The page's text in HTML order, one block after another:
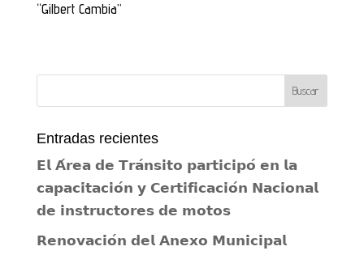
“Gilbert Cambia”
Entradas recientes
𝗘𝗹 𝗔́𝗿𝗲𝗮 𝗱𝗲 𝗧𝗿𝗮́𝗻𝘀𝗶𝘁𝗼 𝗽𝗮𝗿𝘁𝗶𝗰𝗶𝗽𝗼́ 𝗲𝗻 𝗹𝗮
𝗰𝗮𝗽𝗮𝗰𝗶𝘁𝗮𝗰𝗶𝗼́𝗻 𝘆 𝗖𝗲𝗿𝘁𝗶𝗳𝗶𝗰𝗮𝗰𝗶𝗼́𝗻 𝗡𝗮𝗰𝗶𝗼𝗻𝗮𝗹
𝗱𝗲 𝗶𝗻𝘀𝘁𝗿𝘂𝗰𝘁𝗼𝗿𝗲𝘀 𝗱𝗲 𝗺𝗼𝘁𝗼𝘀
𝗥𝗲𝗻𝗼𝘃𝗮𝗰𝗶𝗼́𝗻 𝗱𝗲𝗹 𝗔𝗻𝗲𝘅𝗼 𝗠𝘂𝗻𝗶𝗰𝗶𝗽𝗮𝗹